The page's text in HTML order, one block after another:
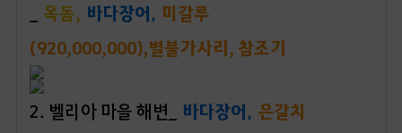
옥돔, 바다장어, 미갈루
(920,000,000),별불가사리, 참조기
2. 벨리아 마을 해변_ 바다장어, 은갈치